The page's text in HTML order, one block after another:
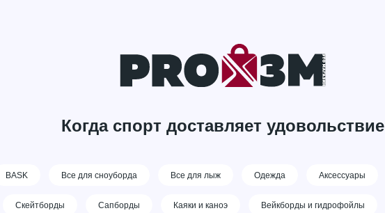
Когда спорт доставляет удовольствие
BASK Все для сноуборда Все для лыж Одежда Аксессуары
Скейтборды Сапборды Каяки и каноэ Вейкборды и гидрофойлы